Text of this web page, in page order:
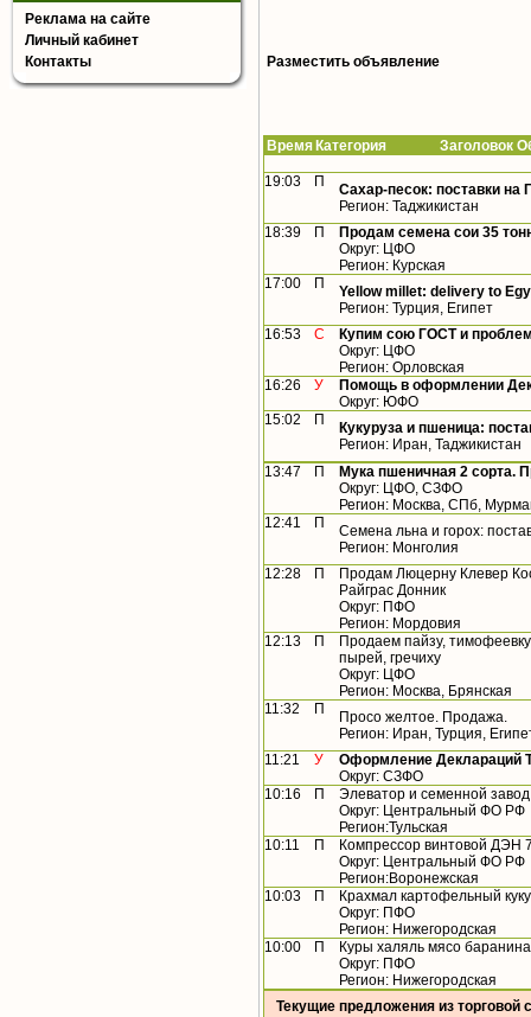
Реклама на сайте
Личный кабинет
Контакты
Разместить объявление
Время Категория Заголовок
19:03 П Сахар-песок: поставки на
Регион: Таджикистан
18:39
П
Продам семена сои 35
Округ: ЦФО
Регион: Курская
17:00
П Yellow millet: delivery to
Регион: Турция, Египет
16:53
С
Купим сою ГОСТ и
Округ: ЦФО
Регион: Орловская
16:26
У
Помощь в оформлении
Округ: ЮФО
15:02
П
Кукуруза и пшеница:
Регион: Иран, Таджикистан
13:47
П
Мука пшеничная 2 сорта.
Округ: ЦФО, СЗФО
Регион: Москва, СПб,
12:41
П Семена льна и горох:
Регион: Монголия
12:28
П
Продам Люцерну Клевер
Райграс Донник
Округ: ПФО
Регион: Мордовия
12:13
П
Продаем пайзу,
пырей, гречиху
Округ: ЦФО
Регион: Москва, Брянская
11:32
П
Просо желтое. Продажа.
Регион: Иран, Турция,
11:21
У
Оформление Деклараций
Округ: СЗФО
10:16
П Элеватор и семенной завод
Округ: Центральный ФО РФ
Регион:Тульская
10:11
П
Компрессор винтовой ДЭН
Округ: Центральный ФО РФ
Регион:Воронежская
10:03
П
Крахмал картофельный
Округ: ПФО
Регион: Нижегородская
10:00
П
Куры халяль мясо
Округ: ПФО
Регион: Нижегородская
Текущие предложения из торговой